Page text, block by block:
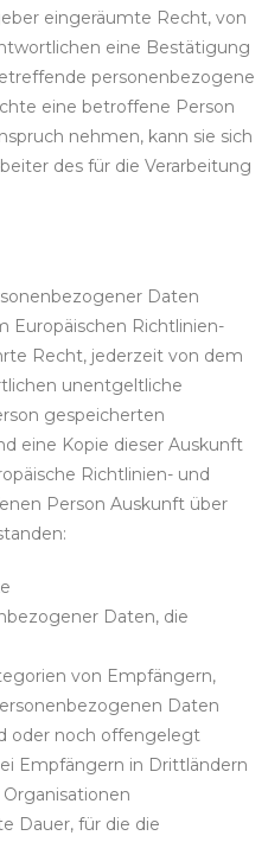
eingeräumte Recht, von
eine Bestätigung
personenbezogene
eine betroffene Person
nehmen, kann sie sich
des für die Verarbeitung
Daten
Europäischen Richtlinien-
Recht, jederzeit von dem
unentgeltliche
gespeicherten
eine Kopie dieser Auskunft
Richtlinien- und
Person Auskunft über
Daten, die
von Empfängern,
Daten
oder noch offengelegt
Empfängern in Drittländern
Dauer, für die die